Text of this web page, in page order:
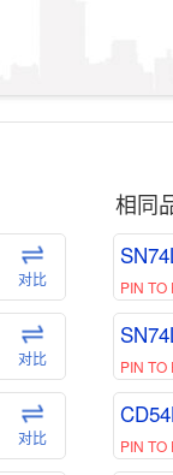
对比
对比
对比
相同
PIN TO
PIN TO
PIN TO